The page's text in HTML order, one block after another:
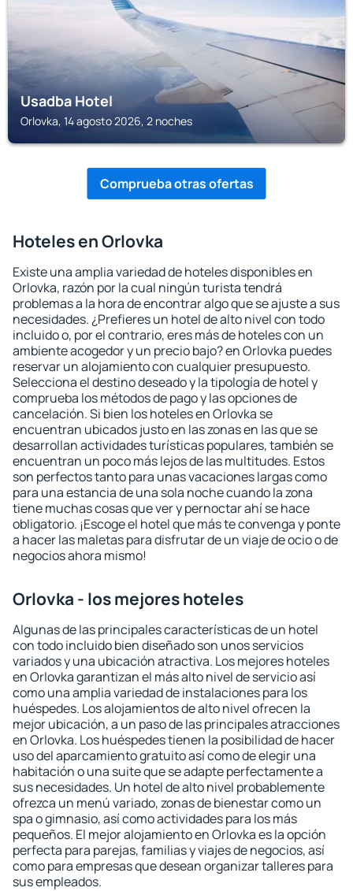
Usadba Hotel
Orlovka, 14 agosto 2026, 2 noches
Comprueba otras ofertas
Hoteles en Orlovka
Existe una amplia variedad de hoteles disponibles en
Orlovka, razón por la cual ningún turista tendrá
problemas a la hora de encontrar algo que se ajuste a sus
necesidades. ¿Prefieres un hotel de alto nivel con todo
incluido o, por el contrario, eres más de hoteles con un
ambiente acogedor y un precio bajo? en Orlovka puedes
reservar un alojamiento con cualquier presupuesto.
Selecciona el destino deseado y la tipología de hotel y
comprueba los métodos de pago y las opciones de
cancelación. Si bien los hoteles en Orlovka se
encuentran ubicados justo en las zonas en las que se
desarrollan actividades turísticas populares, también se
encuentran un poco más lejos de las multitudes. Estos
son perfectos tanto para unas vacaciones largas como
para una estancia de una sola noche cuando la zona
tiene muchas cosas que ver y pernoctar ahí se hace
obligatorio. ¡Escoge el hotel que más te convenga y ponte
a hacer las maletas para disfrutar de un viaje de ocio o de
negocios ahora mismo!
Orlovka - los mejores hoteles
Algunas de las principales características de un hotel
con todo incluido bien diseñado son unos servicios
variados y una ubicación atractiva. Los mejores hoteles
en Orlovka garantizan el más alto nivel de servicio así
como una amplia variedad de instalaciones para los
huéspedes. Los alojamientos de alto nivel ofrecen la
mejor ubicación, a un paso de las principales atracciones
en Orlovka. Los huéspedes tienen la posibilidad de hacer
uso del aparcamiento gratuito así como de elegir una
habitación o una suite que se adapte perfectamente a
sus necesidades. Un hotel de alto nivel probablemente
ofrezca un menú variado, zonas de bienestar como un
spa o gimnasio, así como actividades para los más
pequeños. El mejor alojamiento en Orlovka es la opción
perfecta para parejas, familias y viajes de negocios, así
como para empresas que desean organizar talleres para
sus empleados.